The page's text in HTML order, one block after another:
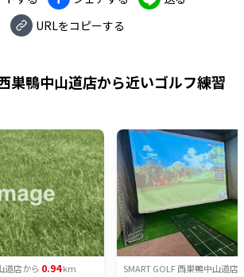
URLをコピーする
巣鴨中山道店から近いゴルフ練習
道店から 0.94km SMART GOLF 西巣鴨中山道店